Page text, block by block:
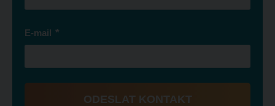
E-mail *
ODESLAT KONTAKT